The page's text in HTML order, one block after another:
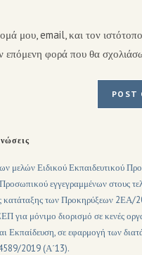
μου, email, και τον
επόμενη φορά που θα
μελών Ειδικού Εκπαιδευτικού
εγγεγραμμένων στους
κατάταξης των Προκηρύξεων 2ΕΑ/
μόνιμο διορισμό σε κενές
Εκπαίδευση, σε εφαρμογή των
2019 (Α΄13).